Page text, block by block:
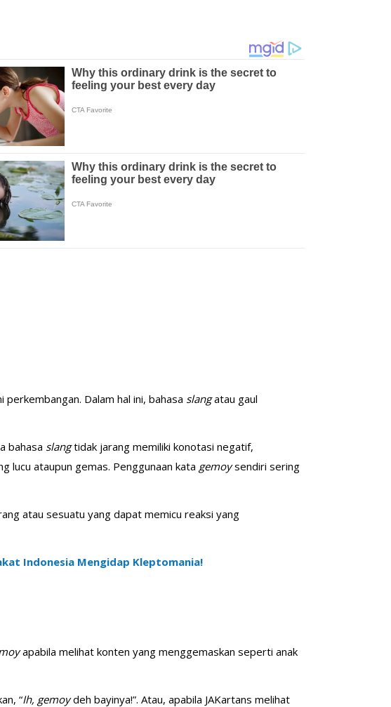
Dalam hal ini, bahasa slangatau gaul
bahasa slangtidak jarang memiliki konotasi negatif,
lucu ataupun gemas. Penggunaan kata gemoysendiri sering
atau sesuatu yang dapat memicu reaksi yang
Indonesia Mengidap Kleptomania!
apabila melihat konten yang menggemaskan seperti anak
“Ih, gemoydeh bayinya!”. Atau, apabila JAKartans melihat